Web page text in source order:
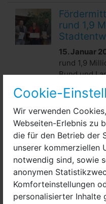
Cookie-
Wir verwenden
Webseiten-Erlebnis zu
die für den Betrieb der
unserer kommerziellen
notwendig sind, sowie
anonymen
Komforteinstellungen
personalisierter Inhalte
rund 1,9
15. Januar
rund 1,9
Bund und
(13.1.) durch
Ina
Januar-
Eck“
14. Januar
Übersicht